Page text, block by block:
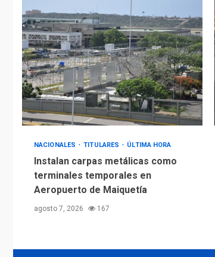
NACIONALES TITULARES ÚLTIMA HORA
Instalan carpas metálicas como
terminales temporales en
Aeropuerto de Maiquetía
agosto 7, 2026 167